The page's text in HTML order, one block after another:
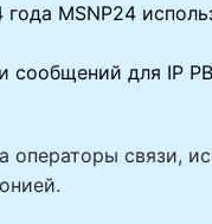
MSNP24
сообщений для IP
операторы связи,